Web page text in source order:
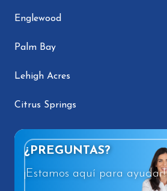
Englewood
Palm Bay
Lehigh Acres
Citrus Springs
¿PREGUNTAS?
¡Estamos aquí para ayudar!